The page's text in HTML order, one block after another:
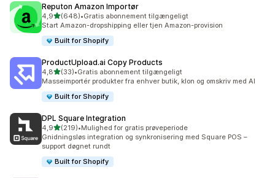
Reputon Amazon Importør
4,9ud af 5 stjerner
(648)
648 anmeldelser i alt
•Gratis abonnement tilgængeligt
Start Amazon-dropshipping eller tjen Amazon-provision
Built for Shopify
ProductUpload.ai Copy Products
4,8ud af 5 stjerner
(33)
33 anmeldelser i alt
•Gratis abonnement tilgængeligt
Masseimportér produkter fra enhver butik, klon og omskriv med AI
Built for Shopify
DPL Square Integration
4,9ud af 5 stjerner
(219)
219 anmeldelser i alt
•Mulighed for gratis prøveperiode
Gnidningsløs integration og synkronisering med Square POS –
support døgnet rundt
Built for Shopify